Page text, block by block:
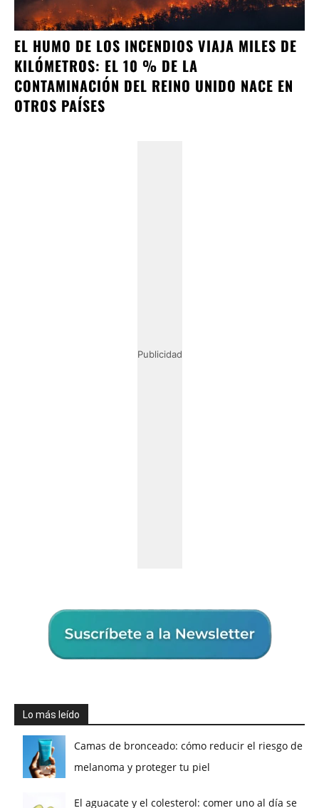
EL HUMO DE LOS INCENDIOS VIAJA MILES DE
KILÓMETROS: EL 10 % DE LA
CONTAMINACIÓN DEL REINO UNIDO NACE EN
OTROS PAÍSES
Publicidad
Lo más leído
Camas de bronceado: cómo reducir el riesgo de
melanoma y proteger tu piel
El aguacate y el colesterol: comer uno al día se